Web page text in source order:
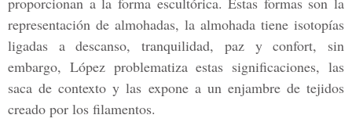
representación de almohadas, la almohada tiene isotopías
ligadas a descanso, tranquilidad, paz y confort, sin
embargo, López problematiza estas significaciones, las
saca de contexto y las expone a un enjambre de tejidos
creado por los filamentos.